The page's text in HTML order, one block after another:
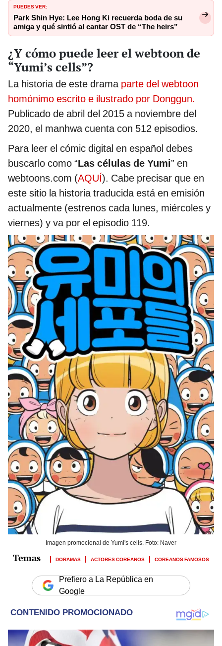
PUEDES VER:
Park Shin Hye: Lee Hong Ki recuerda boda de su
amiga y qué sintió al cantar OST de “The heirs”
¿Y cómo puede leer el webtoon de
“Yumi’s cells”?
La historia de este drama parte del webtoon
homónimo escrito e ilustrado por Donggun.
Publicado de abril del 2015 a noviembre del
2020, el manhwa cuenta con 512 episodios.
Para leer el cómic digital en español debes
buscarlo como “Las células de Yumi” en
webtoons.com (AQUÍ). Cabe precisar que en
este sitio la historia traducida está en emisión
actualmente (estrenos cada lunes, miércoles y
viernes) y va por el episodio 119.
Imagen promocional de Yumi's cells. Foto: Naver
DORAMAS ACTORES COREANOS COREANOS FAMOSOS
Prefiero a La República en
Google